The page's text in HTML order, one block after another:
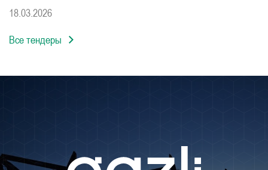
18.03.2026
Все тендеры